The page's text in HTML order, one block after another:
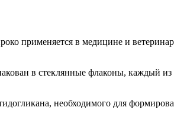
применяется в медицине и
в стеклянные флаконы, каждый из
необходимого для